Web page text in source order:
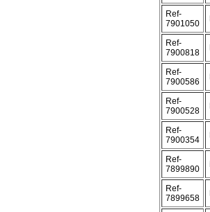
Ref-
7901050
Ref-
7900818
Ref-
7900586
Ref-
7900528
Ref-
7900354
Ref-
7899890
Ref-
7899658